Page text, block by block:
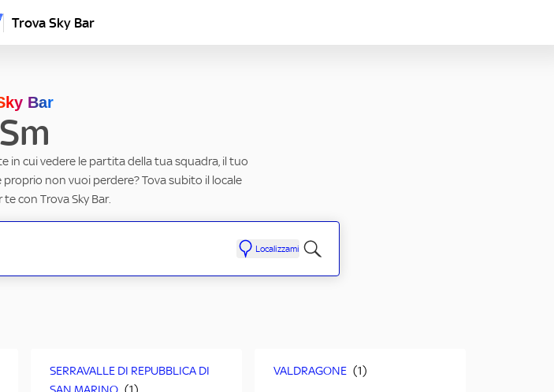
Trova Sky Bar
Bar
Sm
in cui vedere le partita della tua squadra, il tuo
non vuoi perdere? Tova subito il locale
con Trova Sky Bar.
Localizzami
SERRAVALLE DI REPUBBLICA DI
VALDRAGONE